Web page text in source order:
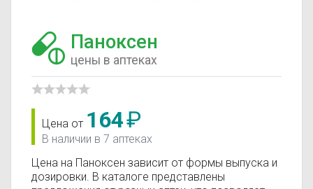
Паноксен
цены в аптеках
Цена от 164₽
В наличии в 7 аптеках
Цена на Паноксен зависит от формы выпуска и
дозировки. В каталоге представлены